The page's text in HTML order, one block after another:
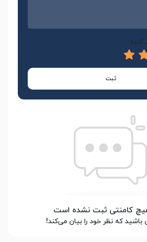
کنید
ثبت
کامنتی ثبت نشده است
باشید که نظر خود را بیان می‌کند!